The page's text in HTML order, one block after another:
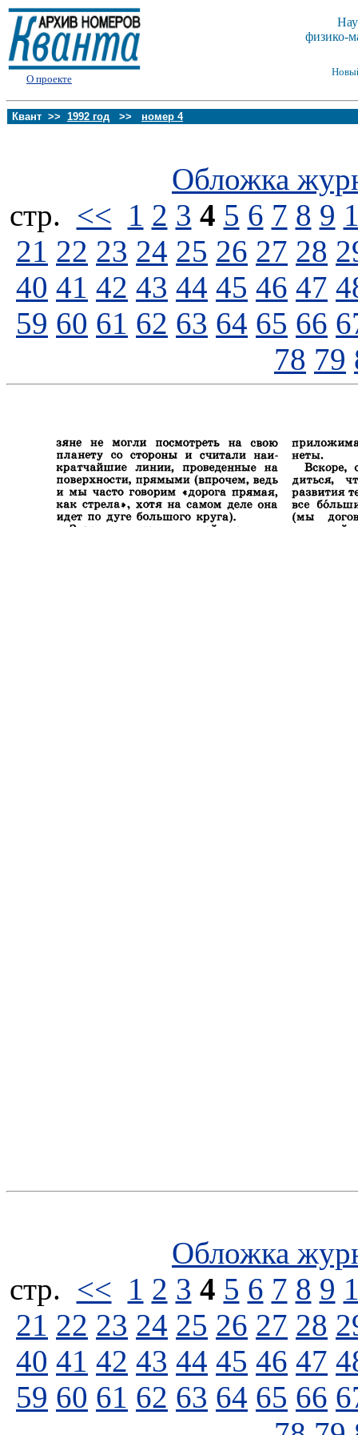
О проекте
физико-
Квант >> 1992 год >> номер 4
Обложка
стp. << 1 2 3 4 5 6 7 8 9
21 22 23 24 25 26 27 28
40 41 42 43 44 45 46 47
59 60 61 62 63 64 65 66
78 79
Обложка
стp. << 1 2 3 4 5 6 7 8 9
21 22 23 24 25 26 27 28
40 41 42 43 44 45 46 47
59 60 61 62 63 64 65 66